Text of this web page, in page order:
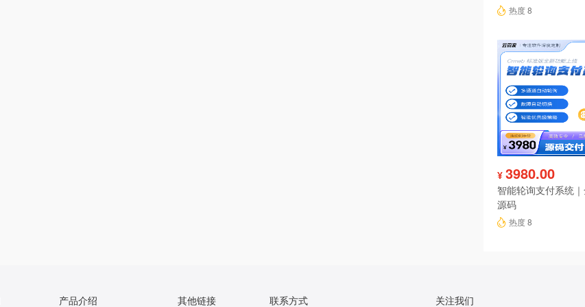
热度 8
¥ 3980.00
智能轮询支付系统
源码
热度 8
产品介绍 其他链接 联系方式 关注我们